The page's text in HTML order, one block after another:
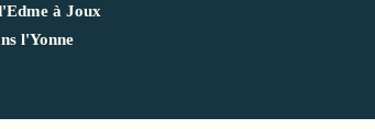
à Joux
l'Yonne